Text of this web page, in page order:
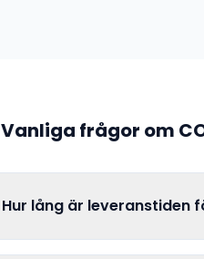
Vanliga frågor om
Hur lång är leveranstiden